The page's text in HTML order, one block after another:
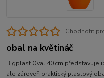
Ohodnotit
obal na květináč
Bigplast Oval 40 cm představuje
ale zároveň praktický plastový